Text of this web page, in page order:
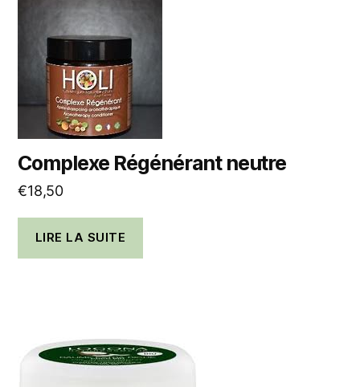
Complexe Régénérant neutre
€18,50
LIRE LA SUITE